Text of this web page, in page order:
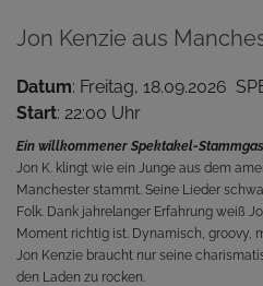
Jon Kenzie aus
Datum: Freitag, 18.09.2026
Start: 22:00 Uhr
Ein willkommener Spektakel-
Jon K. klingt wie ein Junge aus dem
Manchester stammt. Seine Lieder
Folk. Dank jahrelanger Erfahrung weiß
Moment richtig ist. Dynamisch, groovy,
Jon Kenzie braucht nur seine
den Laden zu rocken.